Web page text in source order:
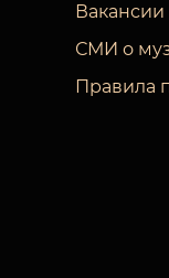
Вакансии
СМИ о
Правила